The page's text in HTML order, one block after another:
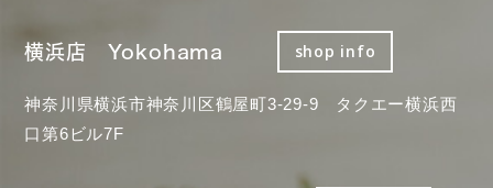
横浜店 Yokohama shop info
神奈川県横浜市神奈川区鶴屋町3-29-9 タクエー横浜西
口第6ビル7F